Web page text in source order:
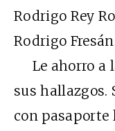
Rodrigo Rey
Rodrigo
Le ahorro a
sus hallazgos.
con